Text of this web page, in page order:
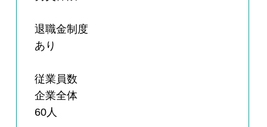
退職金制度
あり
従業員数
企業全体
60人